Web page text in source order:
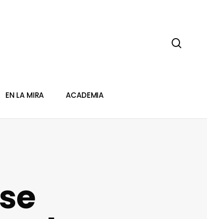
EN LA MIRA ACADEMIA